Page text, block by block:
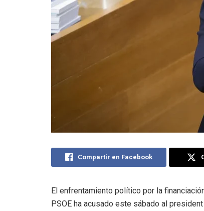
Compartir en Facebook
El enfrentamiento político por la
PSOE ha acusado este sábado al